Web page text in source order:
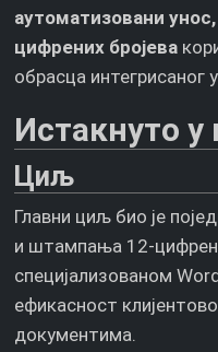
аутоматизовани
цифрених бројева
обрасца интегрисаног
Истакнуто у
Циљ
Главни циљ био је
и штампања 12-
специјализованом
ефикасност
документима.